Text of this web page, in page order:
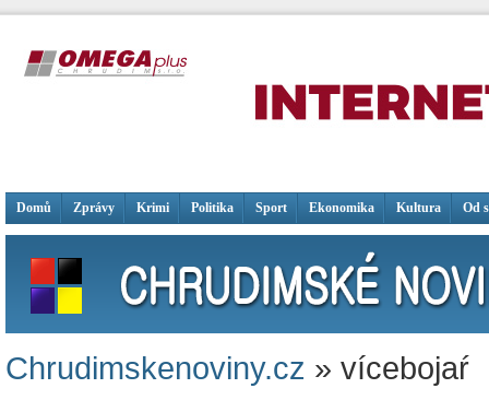
Domů Zprávy Krimi Politika Sport Ekonomika Kultura Od
Chrudimskenoviny.cz » vícebojaŕ